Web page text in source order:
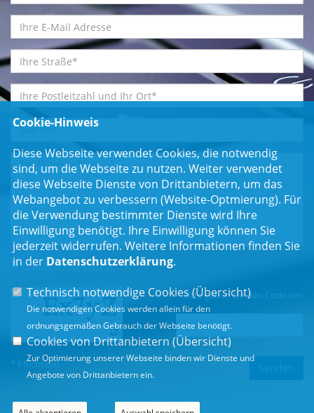
Einwilligungserklärung*
Bitte geben Sie den Code ein:
* Pflichtfeld
Cookie-Hinweis
Diese Webseite verwendet Cookies, die notwendig
sind, um die Webseite zu nutzen. Weiter verwendet
diese Webseite Dienste von Drittanbietern, um das
Webangebot zu verbessern (Website-Optmierung). Für
die Verwendung bestimmter Dienste wird Ihre
Einwilligung benötigt. Ihre Einwilligung können Sie
jederzeit widerrufen. Weitere Informationen finden Sie
in der Datenschutzerklärung.
Technisch notwendige Cookies (Übersicht)
Die notwendigen Cookies werden allein für den
ordnungsgemäßen Gebrauch der Webseite benötigt.
Cookies von Drittanbietern (Übersicht)
Zur Optimierung unserer Webseite binden wir Dienste und
Angebote von Drittanbietern ein.